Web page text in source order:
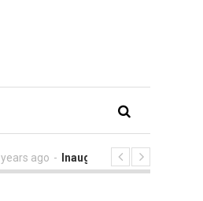
Inauguración SIMOF con Eva